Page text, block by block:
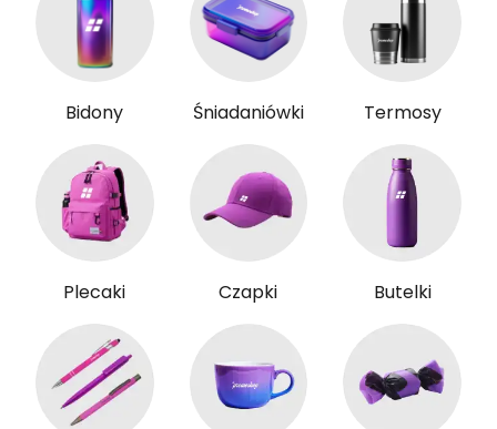
Bidony Śniadaniówki Termosy
Plecaki Czapki Butelki